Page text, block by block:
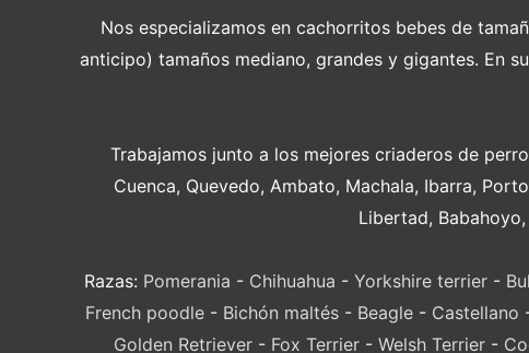
Nos especializamos en cachorritos bebes de
anticipo) tamaños mediano, grandes y gigantes. En
Trabajamos junto a los mejores criaderos de
Cuenca, Quevedo, Ambato, Machala, Ibarra,
Libertad,
Razas: Pomerania - Chihuahua - Yorkshire terrier -
French poodle- Bichón maltés- Beagle- Castellano
Golden Retriever- Fox Terrier- Welsh Terrier-